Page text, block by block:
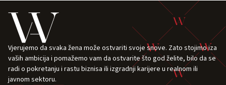
Vjerujemo da svaka žena može ostvariti svoje snove. Zato stojimo iza
vaših ambicija i pomažemo vam da ostvarite što god želite, bilo da se
radi o pokretanju i rastu biznisa ili izgradnji karijere u realnom ili
javnom sektoru.